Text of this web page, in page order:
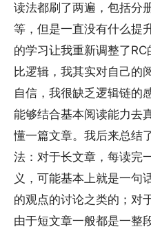
读法都刷了两遍，包括分
等，但是一直没有什么提
的学习让我重新调整了
比逻辑，我其实对自己的
自信，我很缺乏逻辑链的
能够结合基本阅读能力去
懂一篇文章。我后来总结
法：对于长文章，每读完
义，可能基本上就是一句
的观点的讨论之类的；对
由于短文章一般都是一整